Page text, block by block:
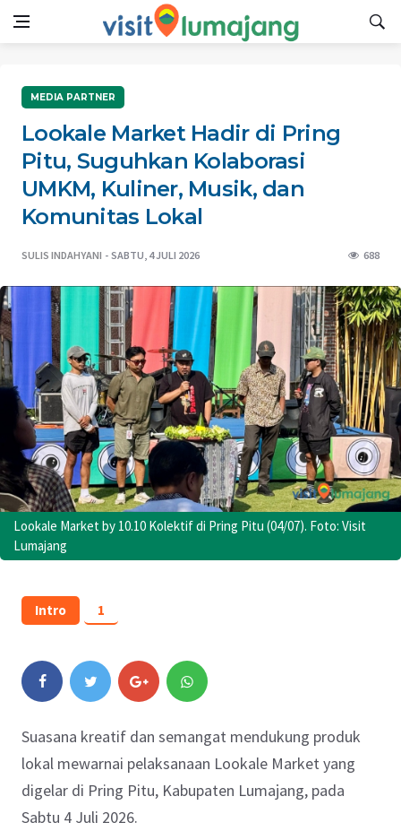
MEDIA PARTNER
Lookale Market Hadir di Pring
Pitu, Suguhkan Kolaborasi
UMKM, Kuliner, Musik, dan
Komunitas Lokal
SULIS INDAHYANI SABTU, 4 JULI 2026 688
Lookale Market by 10.10 Kolektif di Pring Pitu (04/07). Foto: Visit
Lumajang
Intro 1
Suasana kreatif dan semangat mendukung produk
lokal mewarnai pelaksanaan Lookale Market yang
digelar di Pring Pitu, Kabupaten Lumajang, pada
Sabtu 4 Juli 2026.